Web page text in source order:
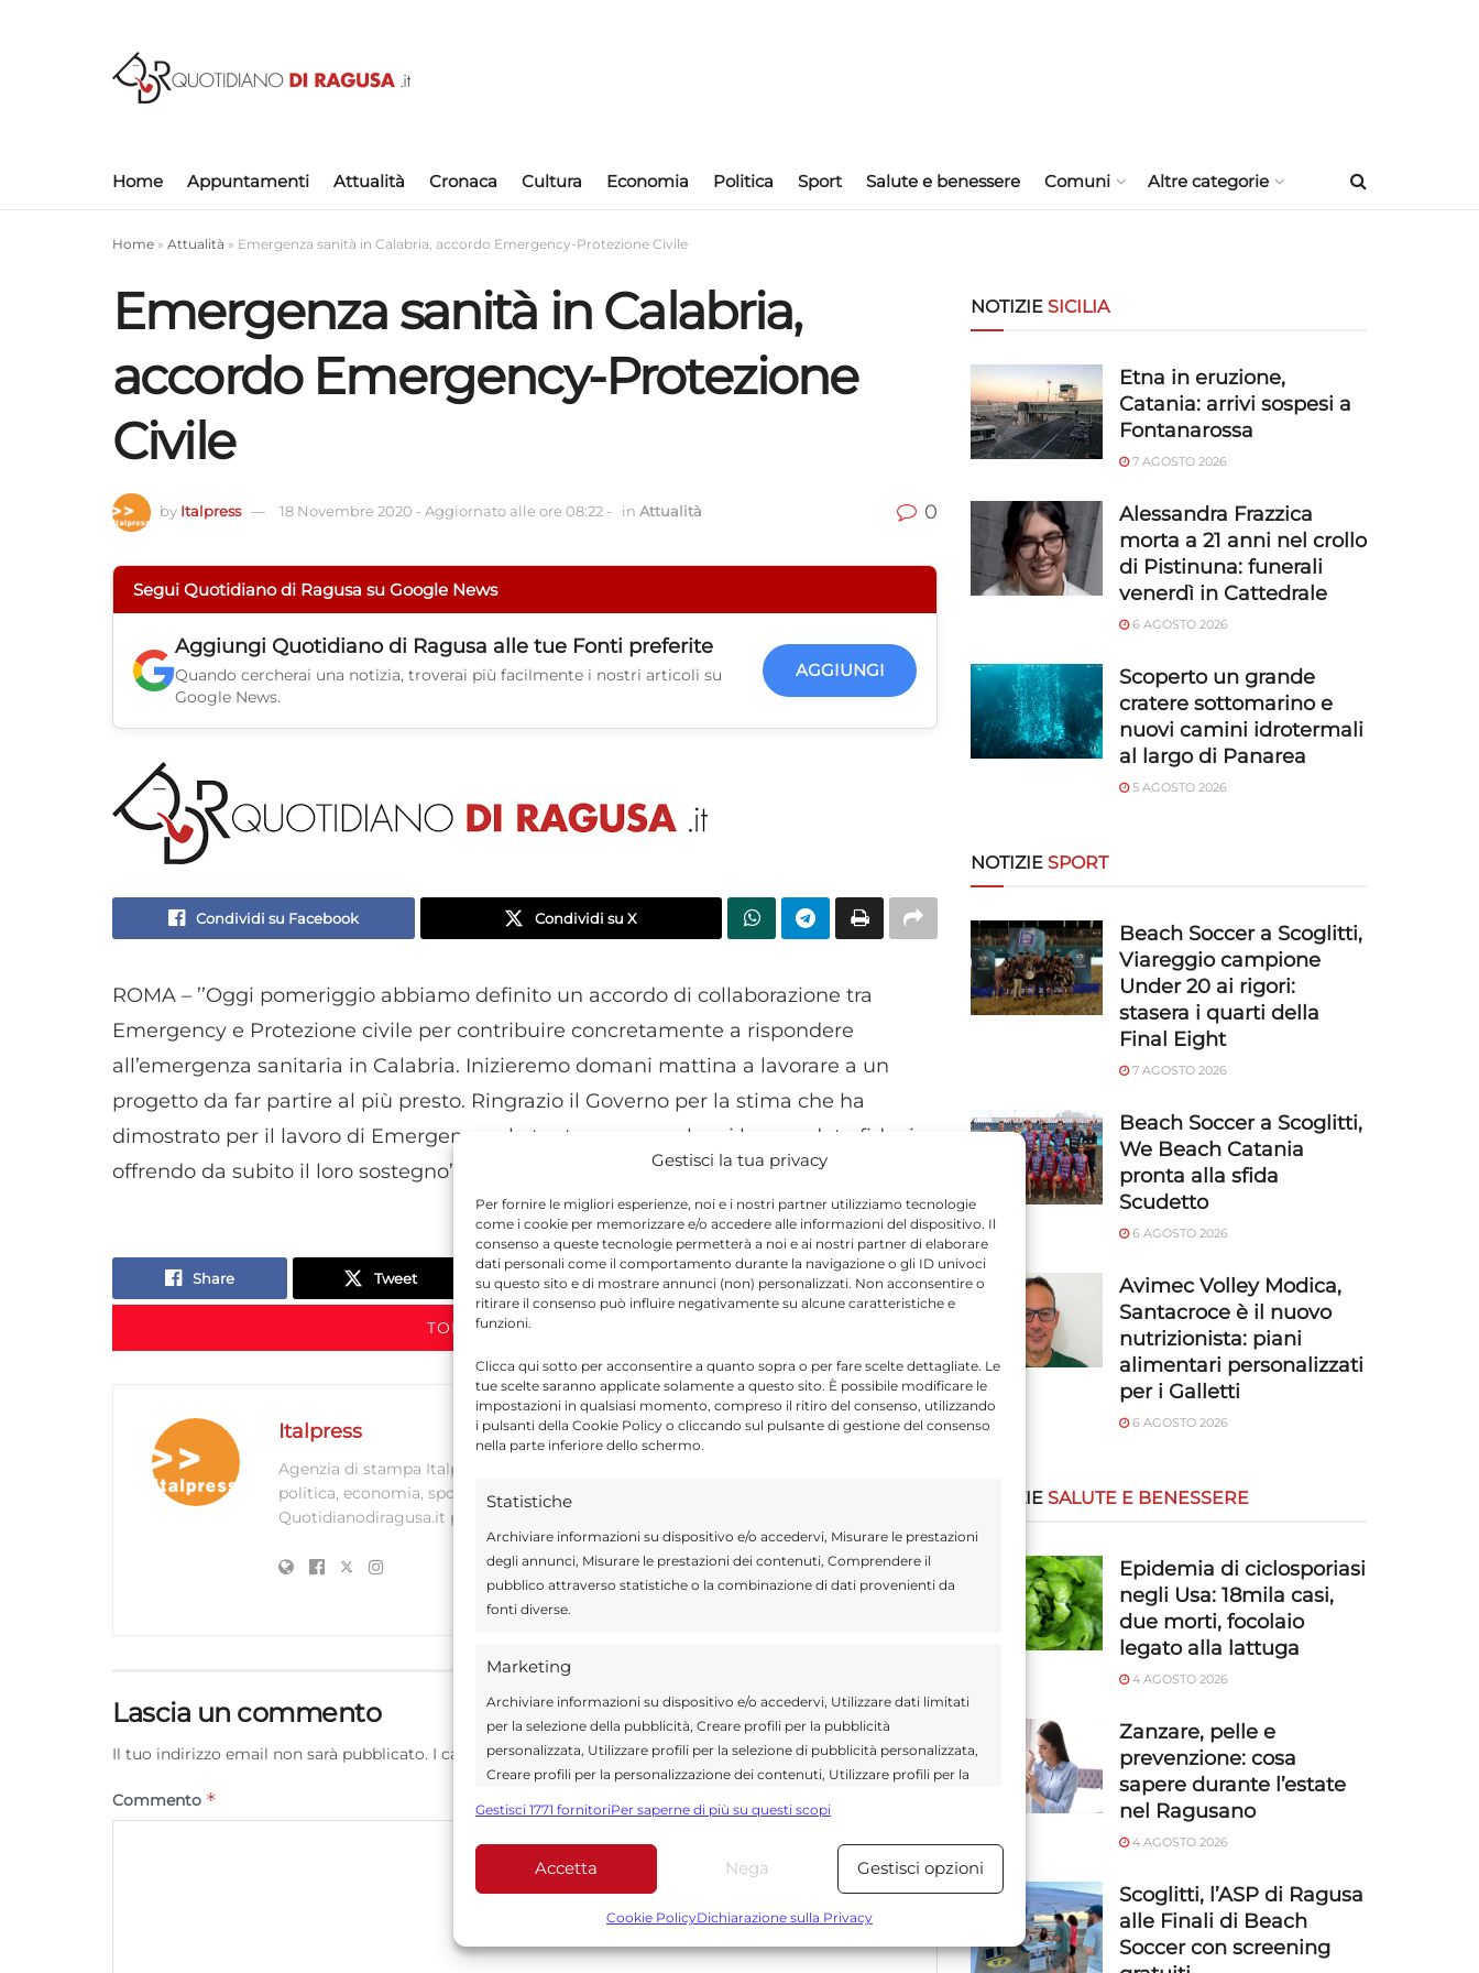
Gestisci la tua privacy
Per fornire le migliori esperienze, noi e i nostri partner utilizziamo tecnologie
come i cookie per memorizzare e/o accedere alle informazioni del dispositivo. Il
consenso a queste tecnologie permetterà a noi e ai nostri partner di elaborare
dati personali come il comportamento durante la navigazione o gli ID univoci
su questo sito e di mostrare annunci (non) personalizzati. Non acconsentire o
ritirare il consenso può influire negativamente su alcune caratteristiche e
funzioni.
Clicca qui sotto per acconsentire a quanto sopra o per fare scelte dettagliate. Le
tue scelte saranno applicate solamente a questo sito. È possibile modificare le
impostazioni in qualsiasi momento, compreso il ritiro del consenso, utilizzando
i pulsanti della Cookie Policy o cliccando sul pulsante di gestione del consenso
nella parte inferiore dello schermo.
Statistiche
Archiviare informazioni su dispositivo e/o accedervi, Misurare le prestazioni
degli annunci, Misurare le prestazioni dei contenuti, Comprendere il
pubblico attraverso statistiche o la combinazione di dati provenienti da
fonti diverse.
Marketing
Archiviare informazioni su dispositivo e/o accedervi, Utilizzare dati limitati
per la selezione della pubblicità, Creare profili per la pubblicità
personalizzata, Utilizzare profili per la selezione di pubblicità personalizzata,
Creare profili per la personalizzazione dei contenuti, Utilizzare profili per la
Utilizzare dati limitati per la selezione dei contenuti.
Funzionalità Sempre attivo
Abbinare e combinare dati provenienti da altre fonti di dati,
Gestisci 1771 fornitoriPer saperne di più su questi scopi
Accetta Nega Gestisci opzioni
Cookie PolicyDichiarazione sulla Privacy
Home Appuntamenti Attualità Cronaca Cultura Economia Politica Sport Salute e benessere Comuni Altre categorie
Home » Attualità » Emergenza sanità in Calabria, accordo Emergency-Protezione Civile
Emergenza sanità in Calabria,
accordo Emergency-Protezione
Civile
by Italpress 18 Novembre 2020 - Aggiornato alle ore 08:22 - in Attualità 0
Segui Quotidiano di Ragusa su Google News
Aggiungi Quotidiano di Ragusa alle tue Fonti preferite
Quando cercherai una notizia, troverai più facilmente i nostri articoli su
Google News.
AGGIUNGI
Condividi su Facebook Condividi su X
ROMA – ’’Oggi pomeriggio abbiamo definito un accordo di collaborazione tra
Emergency e Protezione civile per contribuire concretamente a rispondere
all’emergenza sanitaria in Calabria. Inizieremo domani mattina a lavorare a un
progetto da far partire al più presto. Ringrazio il Governo per la stima che ha
dimostrato per il lavoro di Emergency e le tante persone che ci hanno dato fiducia,
offrendo da subito il loro sostegno’’. Lo annuncia su Facebook Gino Strada.
Share Tweet Send Share
TORNA IN ATTUALITÀ
Italpress
Agenzia di stampa Italpress. Fornisce notizie, aggiornamenti e lanci su cronaca,
politica, economia, sport e attualità nazionale. I contenuti pubblicati su
Quotidianodiragusa.it provengono dai comunicati ufficiali dell’agenzia.
Lascia un commento
Il tuo indirizzo email non sarà pubblicato. I campi obbligatori sono contrassegnati*
Commento *
NOTIZIE SICILIA
Etna in eruzione,
Catania: arrivi sospesi a
Fontanarossa
7 AGOSTO 2026
Alessandra Frazzica
morta a 21 anni nel crollo
di Pistinuna: funerali
venerdì in Cattedrale
6 AGOSTO 2026
Scoperto un grande
cratere sottomarino e
nuovi camini idrotermali
al largo di Panarea
5 AGOSTO 2026
NOTIZIE SPORT
Beach Soccer a Scoglitti,
Viareggio campione
Under 20 ai rigori:
stasera i quarti della
Final Eight
7 AGOSTO 2026
Beach Soccer a Scoglitti,
We Beach Catania
pronta alla sfida
Scudetto
6 AGOSTO 2026
Avimec Volley Modica,
Santacroce è il nuovo
nutrizionista: piani
alimentari personalizzati
per i Galletti
6 AGOSTO 2026
NOTIZIE SALUTE E BENESSERE
Epidemia di ciclosporiasi
negli Usa: 18mila casi,
due morti, focolaio
legato alla lattuga
4 AGOSTO 2026
Zanzare, pelle e
prevenzione: cosa
sapere durante l’estate
nel Ragusano
4 AGOSTO 2026
Scoglitti, l’ASP di Ragusa
alle Finali di Beach
Soccer con screening